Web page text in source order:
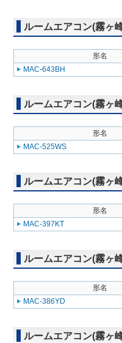
ルームエアコン(霧ヶ
形名
MAC-643BH
ルームエアコン(霧ヶ
形名
MAC-525WS
ルームエアコン(霧ヶ
形名
MAC-397KT
ルームエアコン(霧ヶ
形名
MAC-386YD
ルームエアコン(霧ヶ